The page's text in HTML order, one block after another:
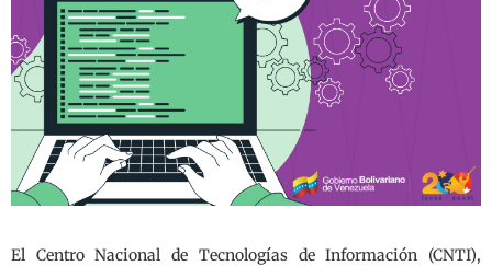
El Centro Nacional de Tecnologías de Información (CNTI),